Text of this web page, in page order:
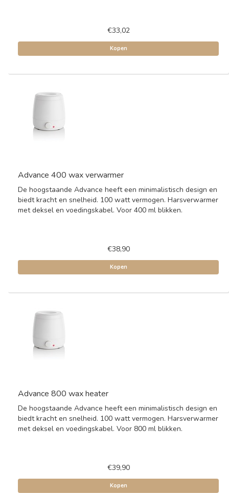
€33,02
Kopen
Advance 400 wax verwarmer
De hoogstaande Advance heeft een minimalistisch design en
biedt kracht en snelheid. 100 watt vermogen. Harsverwarmer
met deksel en voedingskabel. Voor 400 ml blikken.
€38,90
Kopen
Advance 800 wax heater
De hoogstaande Advance heeft een minimalistisch design en
biedt kracht en snelheid. 100 watt vermogen. Harsverwarmer
met deksel en voedingskabel. Voor 800 ml blikken.
€39,90
Kopen